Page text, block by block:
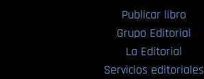
Publicar libro
Grupo Editorial
La Editorial
Servicios editoriales